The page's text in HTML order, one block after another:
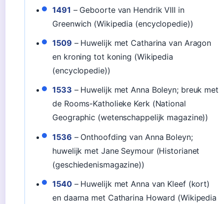
1491 – Geboorte van Hendrik VIII in
Greenwich (Wikipedia (encyclopedie))
1509 – Huwelijk met Catharina van Aragon
en kroning tot koning (Wikipedia
(encyclopedie))
1533 – Huwelijk met Anna Boleyn; breuk met
de Rooms-Katholieke Kerk (National
Geographic (wetenschappelijk magazine))
1536 – Onthoofding van Anna Boleyn;
huwelijk met Jane Seymour (Historianet
(geschiedenismagazine))
1540– Huwelijk met Anna van Kleef (kort)
en daarna met Catharina Howard (Wikipedia